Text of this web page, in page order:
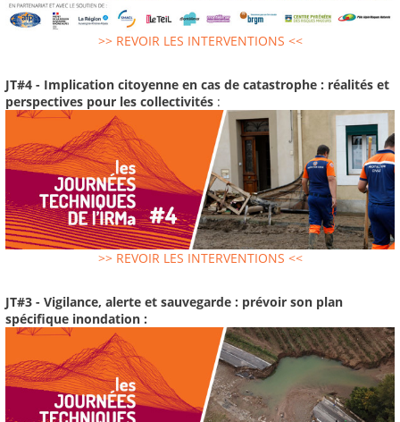
>> REVOIR LES INTERVENTIONS <<
JT#4 - Implication citoyenne en cas de catastrophe : réalités et
perspectives pour les collectivités :
>> REVOIR LES INTERVENTIONS <<
JT#3 - Vigilance, alerte et sauvegarde : prévoir son plan
spécifique inondation :